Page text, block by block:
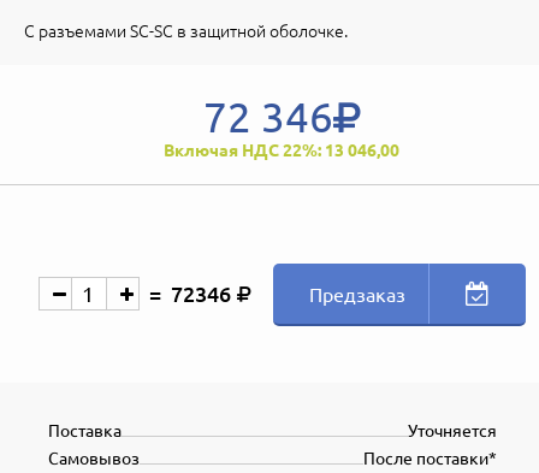
С разъемами SC-SC в защитной оболочке.
72 346
Включая НДС 22%: 13 046,00
72346 Предзаказ
Уточняется
Поставка
После поставки*
Самовывоз